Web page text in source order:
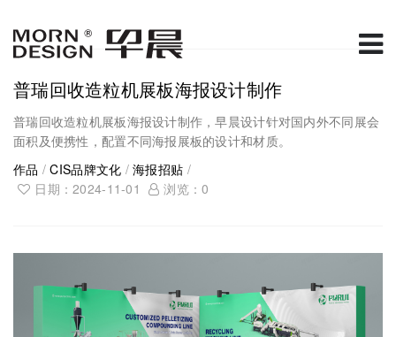
普瑞回收造粒机展板海报设计制作
普瑞回收造粒机展板海报设计制作，早晨设计针对国内外不同展会
面积及便携性，配置不同海报展板的设计和材质。
作品 /CIS品牌文化 /海报招贴 /
日期：2024-11-01
浏览：0